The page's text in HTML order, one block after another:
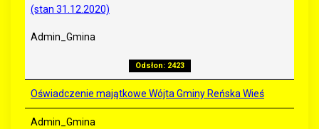
(stan 31.12.2020)
Admin_Gmina
Odsłon: 2423
Oświadczenie majątkowe Wójta Gminy Reńska Wieś
Admin_Gmina